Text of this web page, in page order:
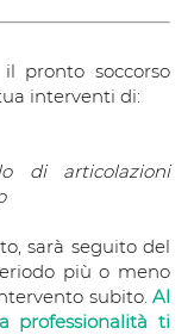
pronto soccorso
interventi di:
di articolazioni
sarà seguito del
più o meno
subito. Al
professionalità ti